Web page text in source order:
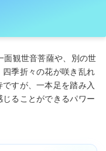
面観世音菩薩や、別の世
季折々の花が咲き乱れ
すが、一本足を踏み入
ることができるパワー